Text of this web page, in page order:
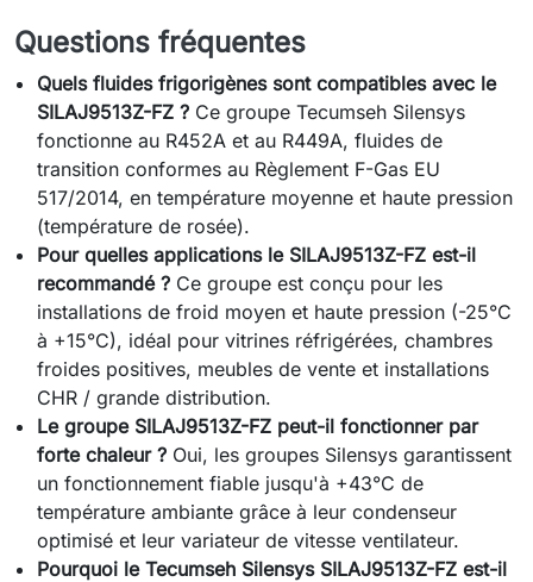
Questions fréquentes
Quels fluides frigorigènes sont compatibles avec le
SILAJ9513Z-FZ ? Ce groupe Tecumseh Silensys
fonctionne au R452A et au R449A, fluides de
transition conformes au Règlement F-Gas EU
517/2014, en température moyenne et haute pression
(température de rosée).
Pour quelles applications le SILAJ9513Z-FZ est-il
recommandé ? Ce groupe est conçu pour les
installations de froid moyen et haute pression (-25°C
à +15°C), idéal pour vitrines réfrigérées, chambres
froides positives, meubles de vente et installations
CHR / grande distribution.
Le groupe SILAJ9513Z-FZ peut-il fonctionner par
forte chaleur ? Oui, les groupes Silensys garantissent
un fonctionnement fiable jusqu'à +43°C de
température ambiante grâce à leur condenseur
optimisé et leur variateur de vitesse ventilateur.
Pourquoi le Tecumseh Silensys SILAJ9513Z-FZ est-il